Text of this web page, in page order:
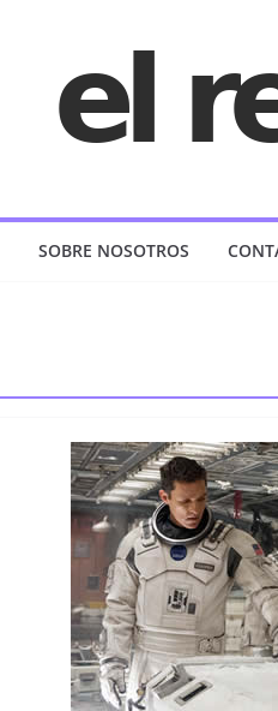
SOBRE NOSOTROS